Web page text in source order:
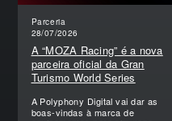
Parceria
28/07/2026
A “MOZA Racing” é a nova
parceira oficial da Gran
Turismo World Series
A Polyphony Digital vai dar as
boas-vindas à marca de